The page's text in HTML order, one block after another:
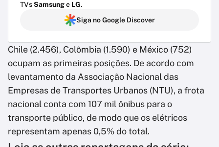
TVsSamsunge LG.
Siga no Google Discover
Chile (2.456), Colômbia (1.590) e México (752)
ocupam as primeiras posições. De acordo com
levantamento da Associação Nacional das
Empresas de Transportes Urbanos (NTU), a frota
nacional conta com 107 mil ônibus para o
transporte público, de modo que os elétricos
representam apenas 0,5% do total.